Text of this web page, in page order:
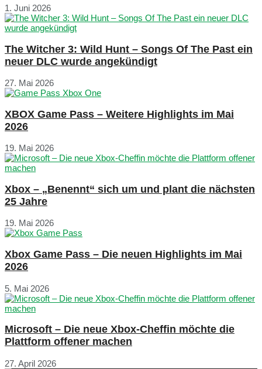
1. Juni 2026
The Witcher 3: Wild Hunt – Songs Of The Past ein
neuer DLC wurde angekündigt
27. Mai 2026
XBOX Game Pass – Weitere Highlights im Mai
2026
19. Mai 2026
Xbox – „Benennt“ sich um und plant die nächsten
25 Jahre
19. Mai 2026
Xbox Game Pass – Die neuen Highlights im Mai
2026
5. Mai 2026
Microsoft – Die neue Xbox-Cheffin möchte die
Plattform offener machen
27. April 2026